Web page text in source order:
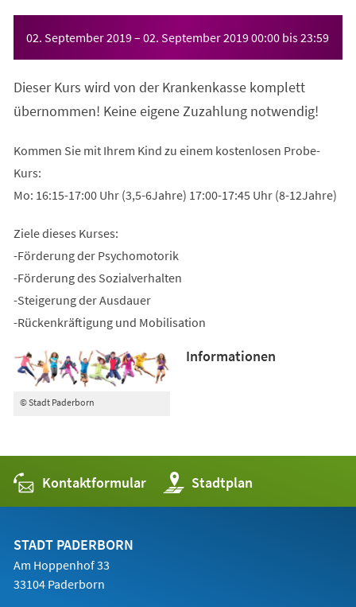
02. September 2019– 02. September 201900:00 bis23:59
Dieser Kurs wird von der Krankenkasse komplett
übernommen! Keine eigene Zuzahlung notwendig!
Kommen Sie mit Ihrem Kind zu einem kostenlosen Probe-
Kurs:
Mo: 16:15-17:00 Uhr (3,5-6Jahre) 17:00-17:45 Uhr (8-12Jahre)
Ziele dieses Kurses:
-Förderung der Psychomotorik
-Förderung des Sozialverhalten
-Steigerung der Ausdauer
-Rückenkräftigung und Mobilisation
© Stadt Paderborn
Informationen
Kontaktformular Stadtplan
(Öffnet
in
einem
STADT PADERBORN
Am Hoppenhof 33
33104 Paderborn